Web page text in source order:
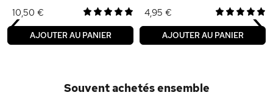
10,50 €
AJOUTER AU PANIER
4,95 €
AJOUTER AU PANIER
‹ ›
Souvent achetés ensemble